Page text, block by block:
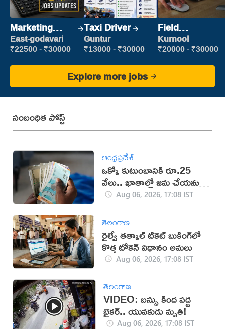
Marketing
Executive
East-godavari
₹22500 - ₹30000
Taxi Driver
Guntur
₹13000 - ₹30000
Field
Marketing
Executive
Kurnool
₹20000 - ₹30000
Explore more jobs
సంబంధిత పోస్ట్
ఆంధ్రప్రదేశ్
ఒక్కో కుటుంబానికి రూ.25
వేలు.. ఖాతాల్లో జ‌మ చేయ‌నున్న
ప్ర‌భుత్వం..!
Aug 06, 2026, 17:08 IST
తెలంగాణ
రైల్వే తత్కాల్ టికెట్ బుకింగ్‌లో
కొత్త టోకెన్ విధానం అమలు
Aug 06, 2026, 17:08 IST
తెలంగాణ
VIDEO: బస్సు కింద పడ్డ
బైకర్.. యువకుడు మృతి!
Aug 06, 2026, 17:08 IST